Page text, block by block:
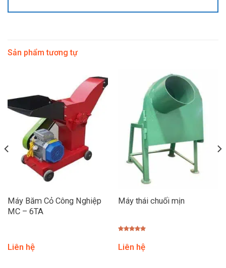
Sản phẩm tương tự
Máy Băm Cỏ Công Nghiệp
MC – 6TA
Liên hệ
Máy thái chuối mịn
5.00
5 sao
Liên hệ